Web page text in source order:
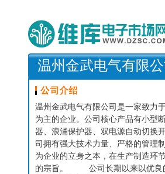
温州金武电气有限公
温州金武电气有限公司是一家致力
为主的企业。公司核心产品有小型
器、浪涌保护器、双电源自动切
司拥有强大技术力量、严格的管理
为企业的立身之本，在生产制造环
的宗旨。 公司长期以来以优良的